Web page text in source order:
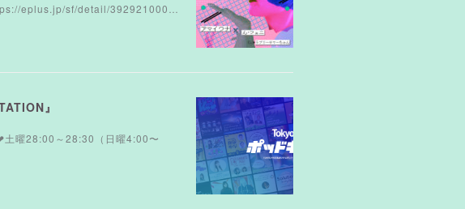
eplus.jp/sf/detail/392921000…
』
曜28:00～28:30（日曜4:00〜